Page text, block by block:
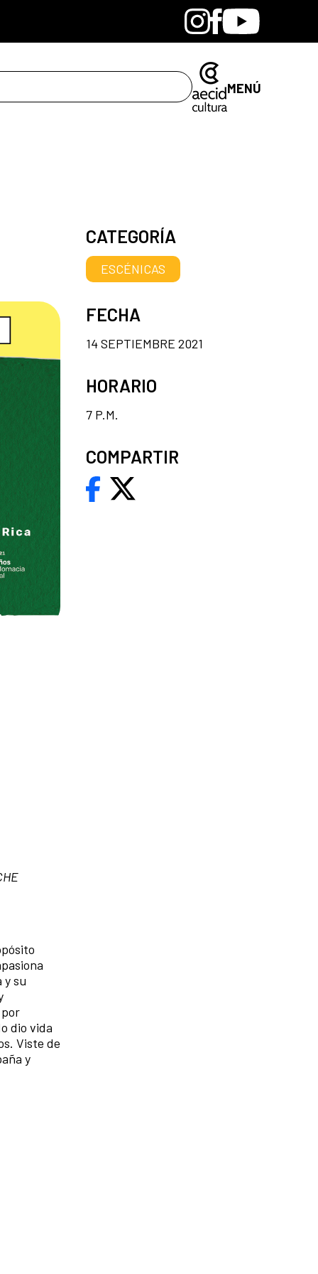
BandcampInstagram
Facebook
Youtube
MENÚ
y su
dio vida
Viste de
y
CATEGORÍA
ESCÉNICAS
FECHA
14 SEPTIEMBRE 2021
HORARIO
7 P.M.
COMPARTIR